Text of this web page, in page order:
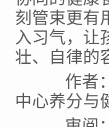
刻管束更有
入习气，让
壮、自律的
作者：
中心养分与